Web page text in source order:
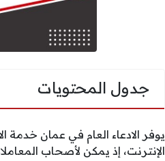
جدول المحتويات
يوفر الادعاء العام في عمان خدمة
الإنترنت، إذ يمكن لأصحاب